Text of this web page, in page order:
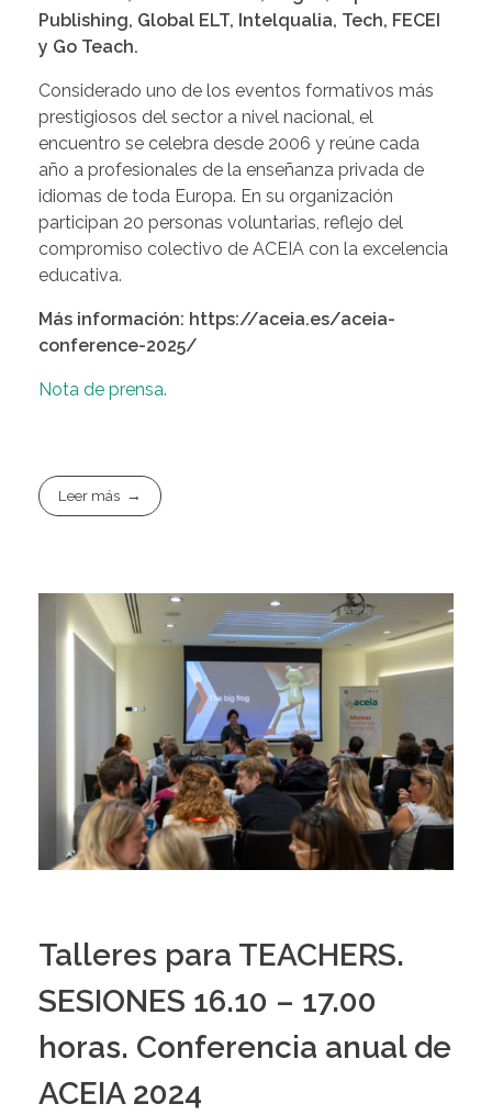
Publishing, Global ELT, Intelqualia, Tech, FECEI
y Go Teach.
Considerado uno de los eventos formativos más
prestigiosos del sector a nivel nacional, el
encuentro se celebra desde 2006 y reúne cada
año a profesionales de la enseñanza privada de
idiomas de toda Europa. En su organización
participan 20 personas voluntarias, reflejo del
compromiso colectivo de ACEIA con la excelencia
educativa.
Más información: https://aceia.es/aceia-
conference-2025/
Nota de prensa.
Leer más
Talleres para TEACHERS.
SESIONES 16.10 – 17.00
horas. Conferencia anual de
ACEIA 2024